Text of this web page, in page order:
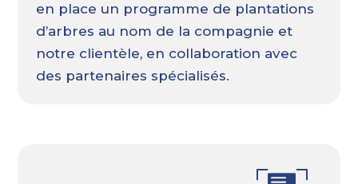
en place un programme de plantations
d’arbres au nom de la compagnie et
notre clientèle, en collaboration avec
des partenaires spécialisés.